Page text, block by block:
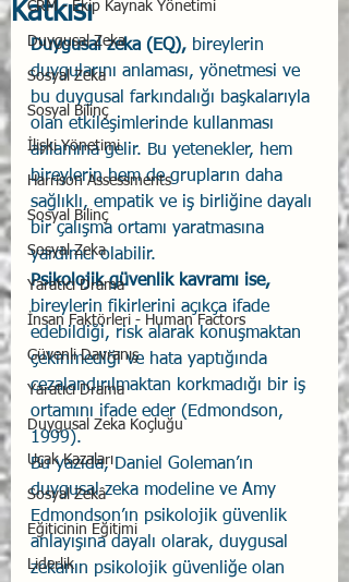
CRM - Ekip Kaynak Yönetimi
Duygusal Zeka
Sosyal Zeka
Sosyal Bilinç
İlişki Yönetimi
Harrison Assessments
Sosyal Bilinç
Sosyal Zeka
Yaratıcı Drama
İnsan Faktörleri - Human Factors
Güvenli Davranış
Yaratıcı Drama
Duygusal Zeka Koçluğu
Uçak Kazaları
Sosyal Zekâ
Eğiticinin Eğitimi
Liderlik
Katkısı
Duygusal zeka (EQ), bireylerin
duygularını anlaması, yönetmesi ve
bu duygusal farkındalığı başkalarıyla
olan etkileşimlerinde kullanması
anlamına gelir. Bu yetenekler, hem
bireylerin hem de grupların daha
sağlıklı, empatik ve iş birliğine dayalı
bir çalışma ortamı yaratmasına
yardımcı olabilir.
Psikolojik güvenlik kavramı ise,
bireylerin fikirlerini açıkça ifade
edebildiği, risk alarak konuşmaktan
çekinmediği ve hata yaptığında
cezalandırılmaktan korkmadığı bir iş
ortamını ifade eder (Edmondson,
1999).
Bu yazıda, Daniel Goleman’ın
duygusal zeka modeline ve Amy
Edmondson’ın psikolojik güvenlik
anlayışına dayalı olarak, duygusal
zekanın psikolojik güvenliğe olan